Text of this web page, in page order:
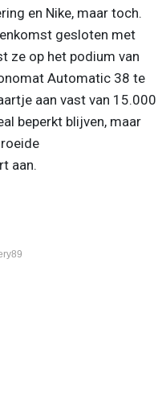
en Nike, maar toch.
gesloten met
ze op het podium van
Automatic 38 te
aan vast van 15.000
beperkt blijven, maar
aan.